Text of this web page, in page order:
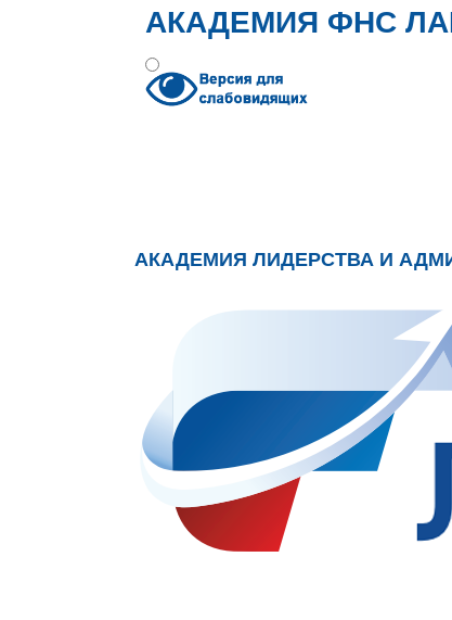
АКАДЕМИЯ ФНС
АКАДЕМИЯ ЛИДЕРСТВА И